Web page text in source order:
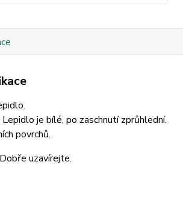
je bílé, po zaschnutí zprůhlední.
povrchů.
uzavírejte.